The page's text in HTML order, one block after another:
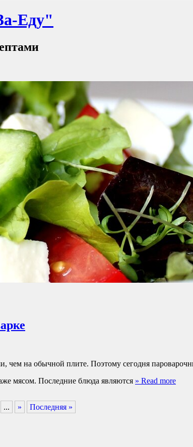
Еду"
чем на обычной плите. Поэтому сегодня
мясом. Последние блюда являются » Read more
... » Последняя »